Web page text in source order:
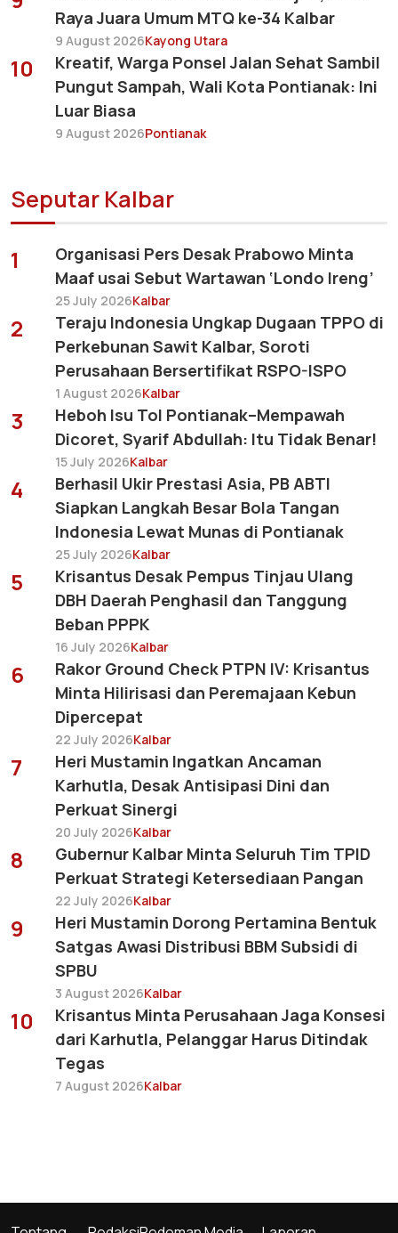
Raya Juara Umum MTQ ke-34 Kalbar
9 August 2026Kayong Utara
10
Kreatif, Warga Ponsel Jalan Sehat Sambil
Pungut Sampah, Wali Kota Pontianak: Ini
Luar Biasa
9 August 2026Pontianak
Seputar Kalbar
1
Organisasi Pers Desak Prabowo Minta
Maaf usai Sebut Wartawan ‘Londo Ireng’
25 July 2026Kalbar
2
Teraju Indonesia Ungkap Dugaan TPPO di
Perkebunan Sawit Kalbar, Soroti
Perusahaan Bersertifikat RSPO-ISPO
1 August 2026Kalbar
3
Heboh Isu Tol Pontianak–Mempawah
Dicoret, Syarif Abdullah: Itu Tidak Benar!
15 July 2026Kalbar
4
Berhasil Ukir Prestasi Asia, PB ABTI
Siapkan Langkah Besar Bola Tangan
Indonesia Lewat Munas di Pontianak
25 July 2026Kalbar
5
Krisantus Desak Pempus Tinjau Ulang
DBH Daerah Penghasil dan Tanggung
Beban PPPK
16 July 2026Kalbar
6
Rakor Ground Check PTPN IV: Krisantus
Minta Hilirisasi dan Peremajaan Kebun
Dipercepat
22 July 2026Kalbar
7
Heri Mustamin Ingatkan Ancaman
Karhutla, Desak Antisipasi Dini dan
Perkuat Sinergi
20 July 2026Kalbar
8
Gubernur Kalbar Minta Seluruh Tim TPID
Perkuat Strategi Ketersediaan Pangan
22 July 2026Kalbar
9
Heri Mustamin Dorong Pertamina Bentuk
Satgas Awasi Distribusi BBM Subsidi di
SPBU
3 August 2026Kalbar
10
Krisantus Minta Perusahaan Jaga Konsesi
dari Karhutla, Pelanggar Harus Ditindak
Tegas
7 August 2026Kalbar